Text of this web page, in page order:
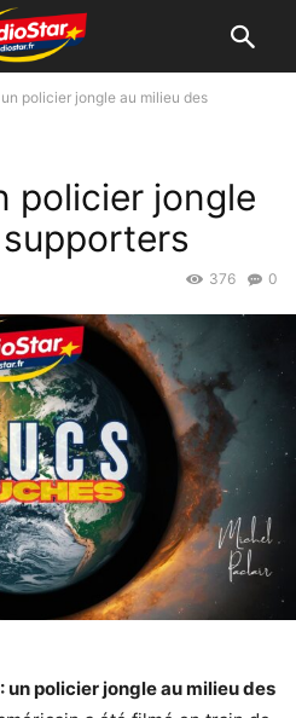
policier jongle au milieu des
policier jongle
0
376
un policier jongle au milieu des